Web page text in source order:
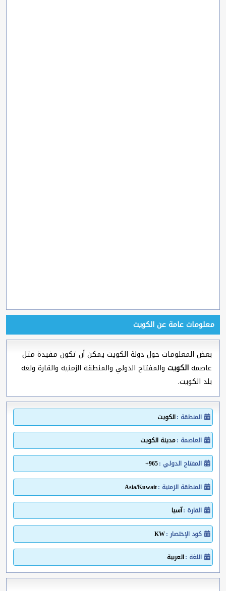
معلومات عامة عن الكويت
بعض المعلومات حول دولة الكويت يمكن أن تكون مفيدة مثل
عاصمةالكويت والمفتاح الدولي والمنطقة الزمنية والقارة ولغة
بلد الكويت.
المنطقة :الكويت
العاصمة :مدينة الكويت
المفتاح الدولي :965+
المنطقة الزمنية :Asia/Kuwait
القارة :آسيا
كود الإختصار :KW
اللغة :العربية